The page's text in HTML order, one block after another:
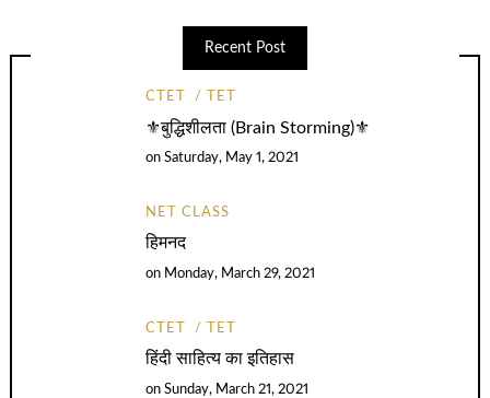
Recent Post
CTET TET
⚜️बुद्धिशीलता (Brain Storming)⚜️
onSaturday, May 1, 2021
NET CLASS
हिमनद
on Monday, March 29, 2021
CTET TET
हिंदी साहित्य का इतिहास
onSunday, March 21, 2021